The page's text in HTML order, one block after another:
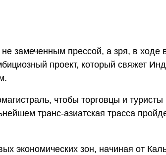
замеченным прессой, а зря, в ходе
проект, который свяжет
чтобы торговцы и туристы
транс-азиатская трасса
экономических зон, начиная от